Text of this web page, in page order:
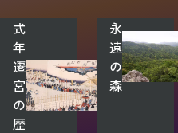
式
年
遷
宮
の
歴
永
遠
の
森